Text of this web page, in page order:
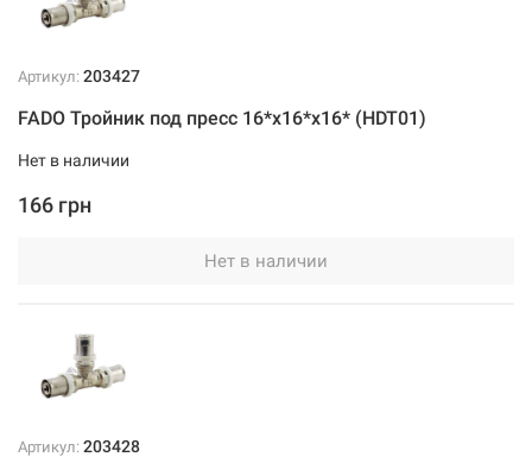
Артикул: 203427
FADO Тройник под пресс 16*х16*x16* (HDT01)
Нет в наличии
166 грн
Нет в наличии
Артикул: 203428